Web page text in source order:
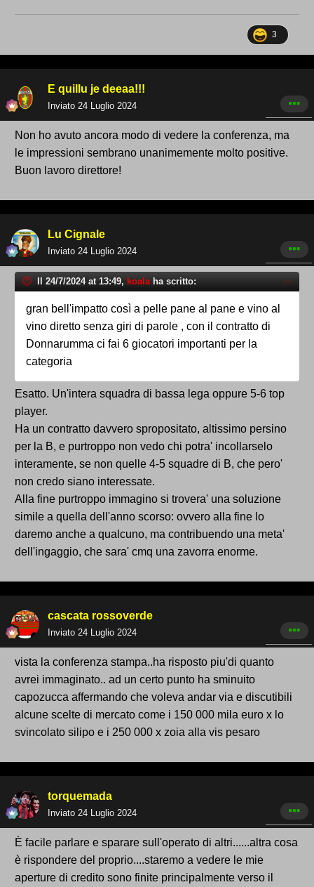
3
E quillu je deeaa!!!
Inviato 24 Luglio 2024
Non ho avuto ancora modo di vedere la conferenza, ma
le impressioni sembrano unanimemente molto positive.
Buon lavoro direttore!
Lu Cignale
Inviato 24 Luglio 2024
Il 24/7/2024 at 13:49, koalaha scritto:
gran bell'impatto così a pelle pane al pane e vino al
vino diretto senza giri di parole , con il contratto di
Donnarumma ci fai 6 giocatori importanti per la
categoria
Esatto. Un'intera squadra di bassa lega oppure 5-6 top
player.
Ha un contratto davvero spropositato, altissimo persino
per la B, e purtroppo non vedo chi potra' incollarselo
interamente, se non quelle 4-5 squadre di B, che pero'
non credo siano interessate.
Alla fine purtroppo immagino si trovera' una soluzione
simile a quella dell'anno scorso: ovvero alla fine lo
daremo anche a qualcuno, ma contribuendo una meta'
dell'ingaggio, che sara' cmq una zavorra enorme.
cascata rossoverde
Inviato 24 Luglio 2024
vista la conferenza stampa..ha risposto piu'di quanto
avrei immaginato.. ad un certo punto ha sminuito
capozucca affermando che voleva andar via e discutibili
alcune scelte di mercato come i 150 000 mila euro x lo
svincolato silipo e i 250 000 x zoia alla vis pesaro
torquemada
Inviato 24 Luglio 2024
È facile parlare e sparare sull'operato di altri......altra cosa
è rispondere del proprio....staremo a vedere le mie
aperture di credito sono finite principalmente verso il